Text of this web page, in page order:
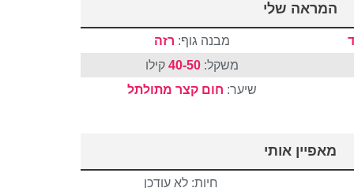
המראה שלי
מבנה גוף: רזה
משקל:40-50 קילו
שיער: חום קצר מתולתל
מאפיין אותי
חיות: לא עודכן